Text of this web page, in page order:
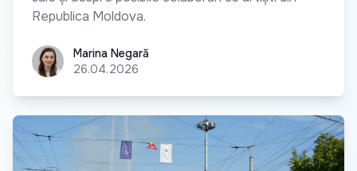
Republica Moldova.
Marina Negară
Marina Negară
26.04.2026